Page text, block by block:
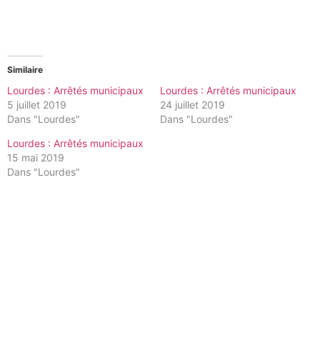
Similaire
Lourdes : Arrêtés municipaux
5 juillet 2019
Dans "Lourdes"
Lourdes : Arrêtés municipaux
24 juillet 2019
Dans "Lourdes"
Lourdes : Arrêtés municipaux
15 mai 2019
Dans "Lourdes"